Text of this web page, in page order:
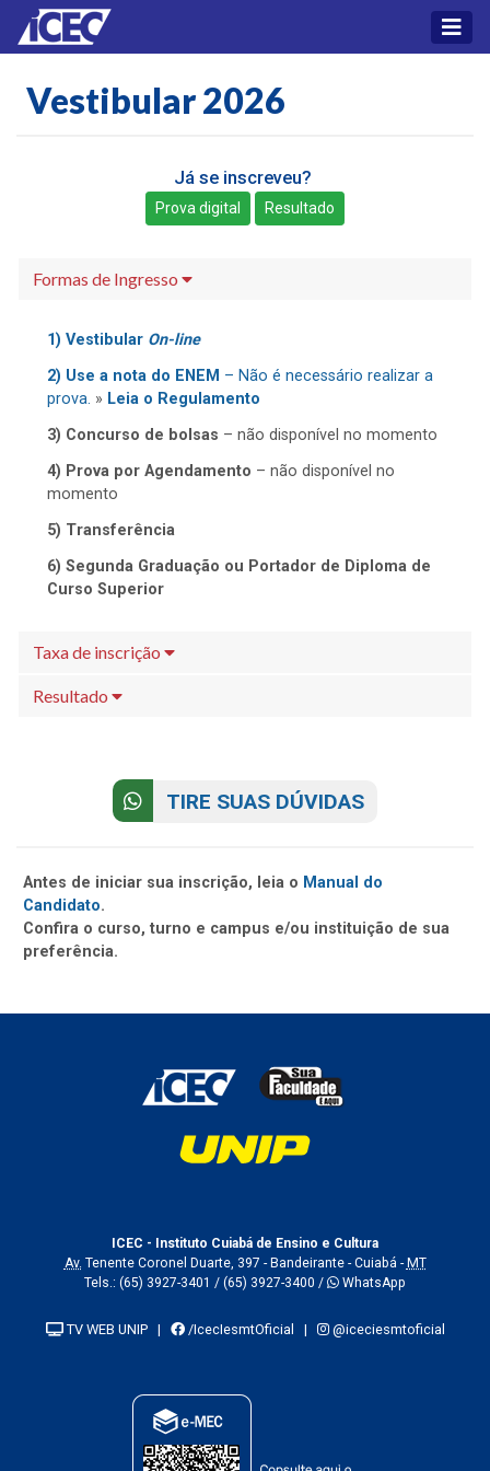
Vestibular 2026
Já se inscreveu?
Prova digital Resultado
Formas de Ingresso
1) Vestibular On-line
2) Use a nota do ENEM – Não é necessário realizar a
prova. » Leia o Regulamento
3) Concurso de bolsas – não disponível no momento
4) Prova por Agendamento – não disponível no
momento
5) Transferência
6) Segunda Graduação ou Portador de Diploma de
Curso Superior
Taxa de inscrição
Resultado
TIRE SUAS DÚVIDAS
Antes de iniciar sua inscrição, leia o Manual do
Candidato.
Confira o curso, turno e campus e/ou instituição de sua
preferência.
ICEC - Instituto Cuiabá de Ensino e Cultura
Av. Tenente Coronel Duarte, 397 - Bandeirante - Cuiabá - MT
Tels.: (65) 3927-3401 / (65) 3927-3400 / WhatsApp
TV WEB UNIP| /IcecIesmtOficial | @iceciesmtoficial